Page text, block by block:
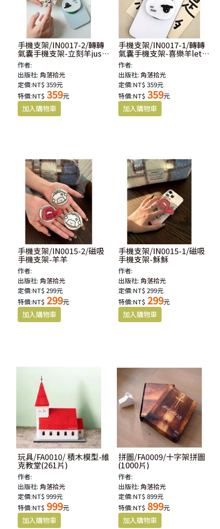
手機支架/IN0017-2/轉轉
氣囊手機支架-立刻羊just
do it
作者:
出版社: 角落拾光
定價:NT$ 359元
特價:NT$ 359元
手機支架/IN0017-1/轉轉
氣囊手機支架-喜樂羊let's
be joyful
作者:
出版社: 角落拾光
定價:NT$ 359元
特價:NT$ 359元
手機支架/IN0015-2/磁吸
手機支架-羊羊
作者:
出版社: 角落拾光
定價:NT$ 299元
特價:NT$ 299元
手機支架/IN0015-1/磁吸
手機支架-穌穌
作者:
出版社: 角落拾光
定價:NT$ 299元
特價:NT$ 299元
玩具/FA0010/ 積木模型-維
克教堂(261片)
作者:
出版社: 角落拾光
定價:NT$ 999元
特價:NT$ 999元
拼圖/FA0009/十字架拼圖
(1000片)
作者:
出版社: 角落拾光
定價:NT$ 899元
特價:NT$ 899元